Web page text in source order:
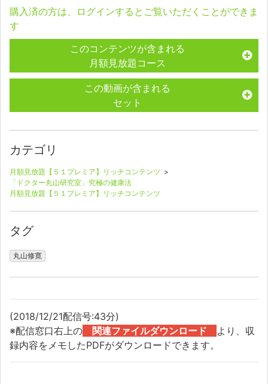
購入済の方は、ログインするとご覧いただくことができま
す
このコンテンツが含まれる
月額見放題コース
この動画が含まれる
セット
カテゴリ
月額見放題【５１プレミア】リッチコンテンツ >
「ドクター丸山研究室」究極の健康法
月額見放題【５１プレミア】リッチコンテンツ
タグ
丸山修寛
(2018/12/21配信号:43分)
※配信窓口右上の 関連ファイルダウンロード より、収
録内容をメモしたPDFがダウンロードできます。